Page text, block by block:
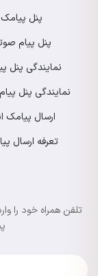
پنل پیامک
پنل پیام
نمایندگی پنل
نمایندگی پنل
ارسال پیامک
تعرفه ارسال
تلفن همراه خود را